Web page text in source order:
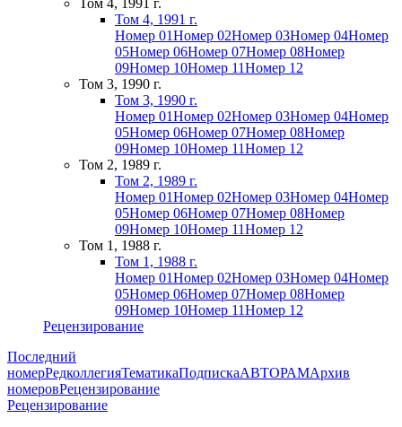
Том 4, 1991 г.
Том 4, 1991 г.
Номер 01Номер 02Номер 03Номер 04Номер
05Номер 06Номер 07Номер 08Номер
09Номер 10Номер 11Номер 12
Том 3, 1990 г.
Том 3, 1990 г.
Номер 01Номер 02Номер 03Номер 04Номер
05Номер 06Номер 07Номер 08Номер
09Номер 10Номер 11Номер 12
Том 2, 1989 г.
Том 2, 1989 г.
Номер 01Номер 02Номер 03Номер 04Номер
05Номер 06Номер 07Номер 08Номер
09Номер 10Номер 11Номер 12
Том 1, 1988 г.
Том 1, 1988 г.
Номер 01Номер 02Номер 03Номер 04Номер
05Номер 06Номер 07Номер 08Номер
09Номер 10Номер 11Номер 12
Рецензирование
Последний
номерРедколлегияТематикаПодпискаАВТОРАМАрхив
номеровРецензирование
Рецензирование